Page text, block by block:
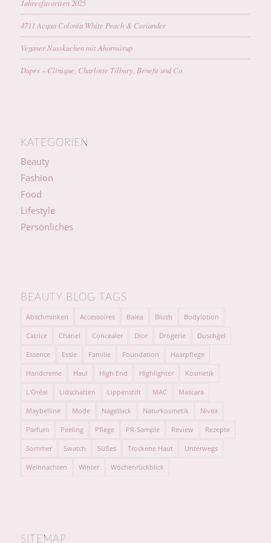
Jahresfavoriten 2025
4711 Acqua Colonia White Peach & Coriander
Veganer Nusskuchen mit Ahornsirup
Dupes – Clinique, Charlotte Tilbury, Benefit und Co.
KATEGORIEN
Beauty
Fashion
Food
Lifestyle
Persönliches
BEAUTY BLOG TAGS
Abschminken Accessoires Balea Blush Bodylotion
Catrice Chanel Concealer Dior Drogerie Duschgel
Essence Essie Familie Foundation Haarpflege
Handcreme Haul High End Highlighter Kosmetik
L'Oréal Lidschatten Lippenstift MAC Mascara
Maybelline Mode Nagellack Naturkosmetik Nivea
Parfum Peeling Pflege PR-Sample Review Rezepte
Sommer Swatch Süßes Trockene Haut Unterwegs
Weihnachten Winter Wochenrückblick
SITEMAP